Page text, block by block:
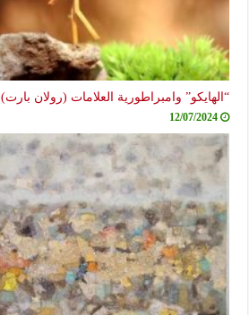
“الهايكو” وامبراطورية العلامات (رولان بارت)
12/07/2024